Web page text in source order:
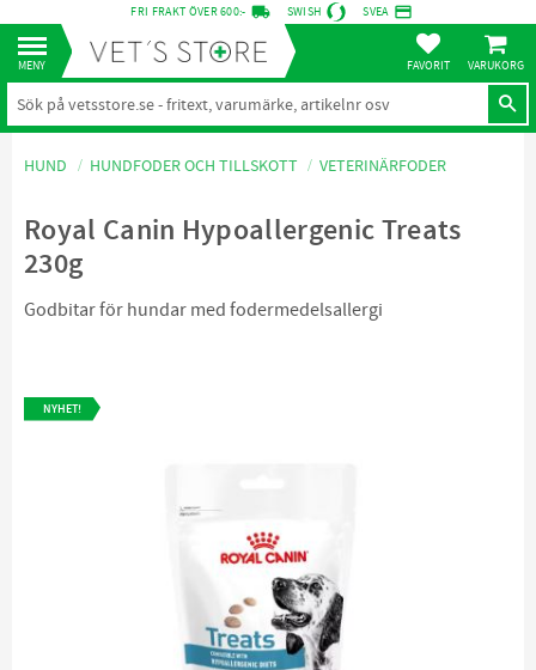
Meny
FRI FRAKT ÖVER 600:- local_shipping SWISH SVEA credit_card
FAVORITER
HUND HUNDFODER OCH TILLSKOTT VETERINÄRFODER
Royal Canin Hypoallergenic Treats
230g
Godbitar för hundar med fodermedelsallergi
NYHET!